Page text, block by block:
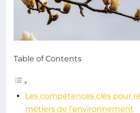
Table of Contents
Les compétences clés pour
métiers de l’environnement